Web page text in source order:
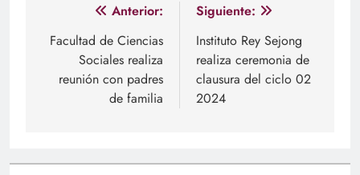
Navegación
de
entradas
Anterior:
Facultad de Ciencias
Sociales realiza
reunión con padres
de familia
Siguiente:
Instituto Rey Sejong
realiza ceremonia de
clausura del ciclo 02
2024